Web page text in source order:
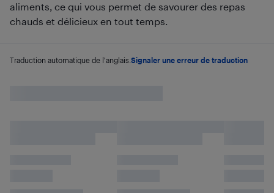
aliments, ce qui vous permet de savourer des repas
chauds et délicieux en tout temps.
Traduction automatique de l'anglais. Signaler une erreur de traduction